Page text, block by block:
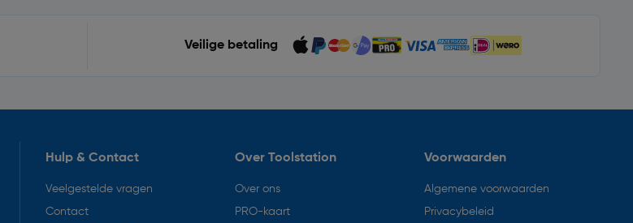
Veilige betaling
Hulp & Contact
Veelgestelde vragen
Contact
Over Toolstation
Over ons
PRO-kaart
Voorwaarden
Algemene voorwaarden
Privacybeleid